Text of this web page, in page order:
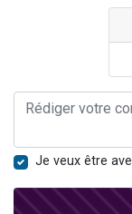
Je veux être